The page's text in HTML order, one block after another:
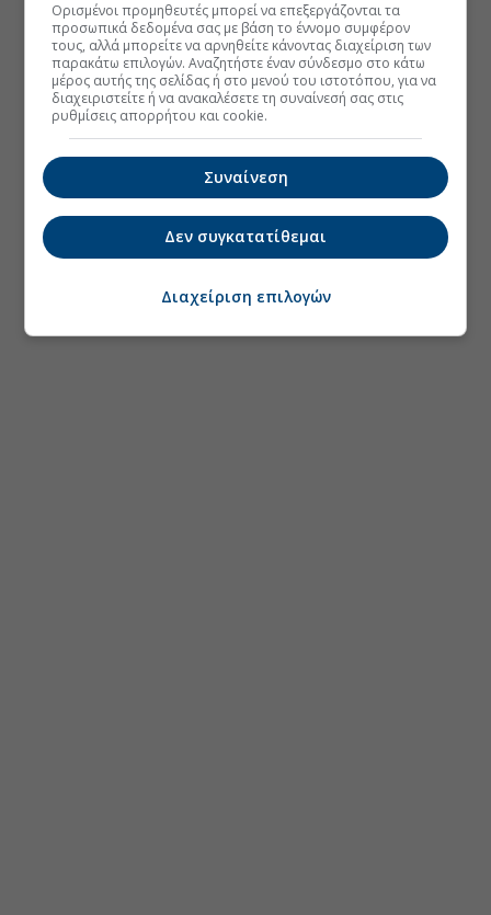
Ορισμένοι προμηθευτές μπορεί να επεξεργάζονται τα
προσωπικά δεδομένα σας με βάση το έννομο συμφέρον
τους, αλλά μπορείτε να αρνηθείτε κάνοντας διαχείριση των
παρακάτω επιλογών. Αναζητήστε έναν σύνδεσμο στο κάτω
μέρος αυτής της σελίδας ή στο μενού του ιστοτόπου, για να
διαχειριστείτε ή να ανακαλέσετε τη συναίνεσή σας στις
ρυθμίσεις απορρήτου και cookie.
Συναίνεση
Δεν συγκατατίθεμαι
Διαχείριση επιλογών